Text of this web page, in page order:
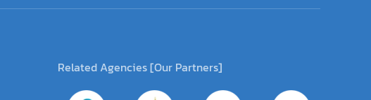
Related Agencies [Our Partners]